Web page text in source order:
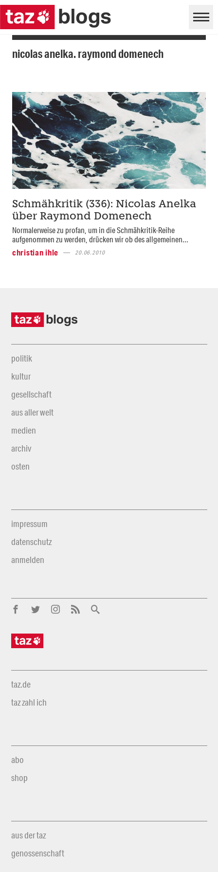
nicolas anelka. raymond domenech
Schmähkritik (336): Nicolas Anelka
über Raymond Domenech
Normalerweise zu profan, um in die Schmähkritik-Reihe
aufgenommen zu werden, drücken wir ob des allgemeinen...
christian ihle
20.06.2010
politik
kultur
gesellschaft
aus aller welt
medien
archiv
osten
impressum
datenschutz
anmelden
taz.de
taz zahl ich
abo
shop
aus der taz
genossenschaft